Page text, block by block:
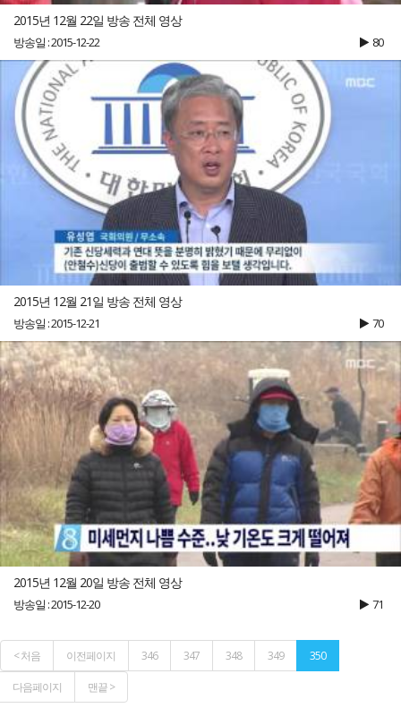
2015년 12월 22일 방송 전체 영상
방송일 : 2015-12-22 80
2015년 12월 21일 방송 전체 영상
방송일 : 2015-12-21 70
2015년 12월 20일 방송 전체 영상
방송일 : 2015-12-20 71
< 처음 이전페이지 346 347 348 349 350
다음페이지 맨끝 >